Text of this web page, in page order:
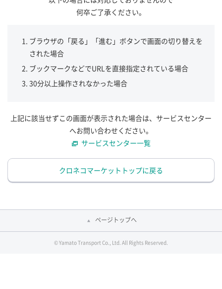
何卒ご了承ください。
ブラウザの「戻る」「進む」ボタンで画面の切り替えを
された場合
ブックマークなどでURLを直接指定されている場合
30分以上操作されなかった場合
上記に該当せずこの画面が表示された場合は、サービスセンター
へお問い合わせください。
サービスセンター一覧
クロネコマーケットトップに戻る
ページトップへ
© Yamato Transport Co., Ltd. All Rights Reserved.